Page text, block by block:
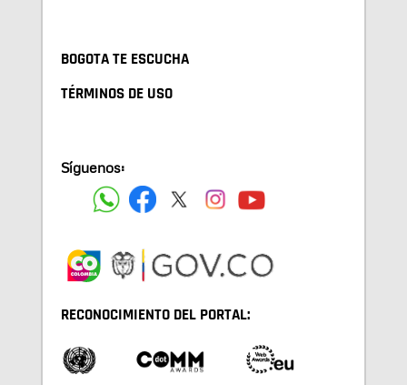
BOGOTA TE ESCUCHA
TÉRMINOS DE USO
Síguenos:
RECONOCIMIENTO DEL PORTAL: